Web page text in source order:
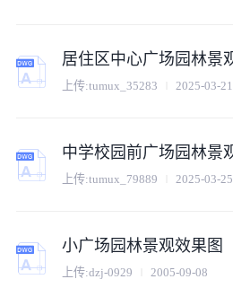
上传:tumux_35283 2025-03-21
上传:tumux_79889 2025-03-25
小广场园林景观效果图
上传:dzj-0929 2005-09-08